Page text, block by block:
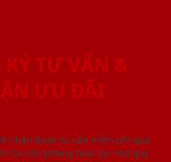
TƯ VẤN &
ƯU ĐÃI
nhận được tư vấn miễn phí qua
tại văn phòng hoặc tại nhà quý